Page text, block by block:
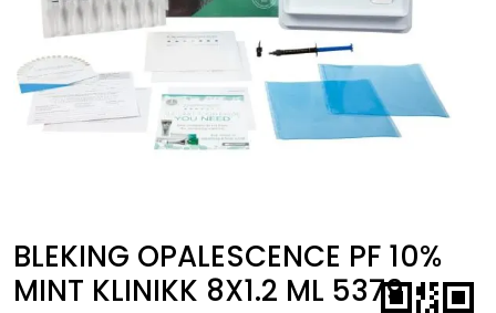
BLEKING OPALESCENCE PF 10%
MINT KLINIKK 8X1.2 ML 5379
Aktuelt
Kurs